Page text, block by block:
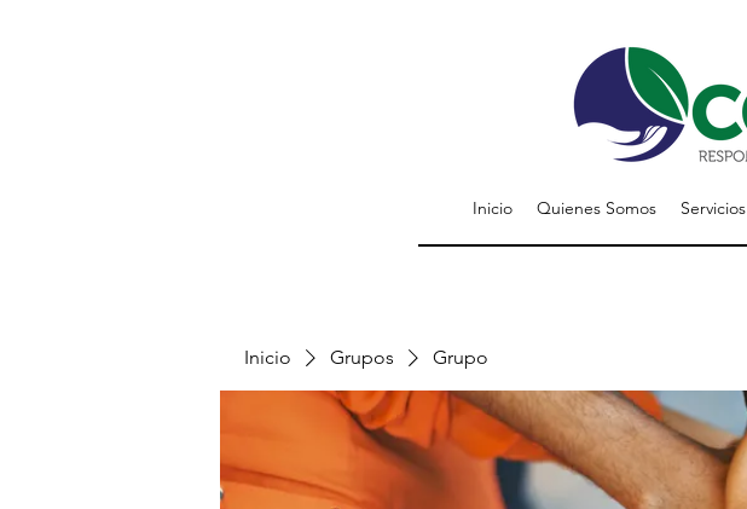
Inicio Quienes Somos Servicios
Inicio Grupos Grupo